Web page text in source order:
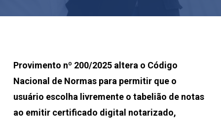
Provimento nº 200/2025 altera o Código
Nacional de Normas para permitir que o
usuário escolha livremente o tabelião de notas
ao emitir certificado digital notarizado,